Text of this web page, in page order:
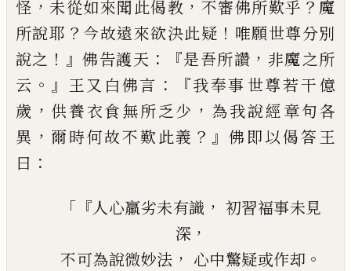
怪 ， 未從如來聞此偈教 ， 不審佛所歎乎 ？ 魔
所說耶 ？ 今故遠來欲決此疑 ！ 唯願世尊分別
說之 ！』 佛告護天 ：『是吾所讚 ， 非魔之所
云 。』 王又白佛言 ： 『我奉事 世尊若干億
歲 ， 供養衣食無所乏少 ， 為我說經章句各
異 ， 爾時何故不歎此義 ？』 佛 即以偈答王
曰 ：
「『人心羸劣未有識 ， 初習福事未見
深 ，
不可為說微妙法 ， 心中驚疑或作却 。